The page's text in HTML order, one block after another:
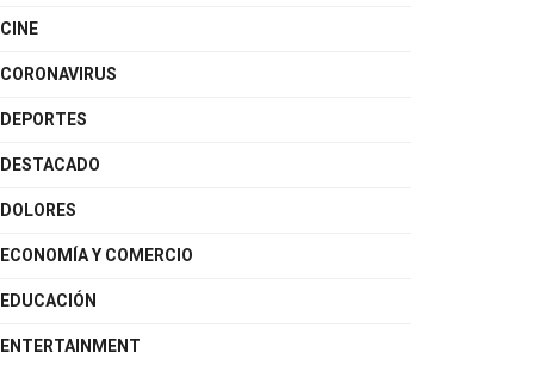
CINE
CORONAVIRUS
DEPORTES
DESTACADO
DOLORES
ECONOMÍA Y COMERCIO
EDUCACIÓN
ENTERTAINMENT